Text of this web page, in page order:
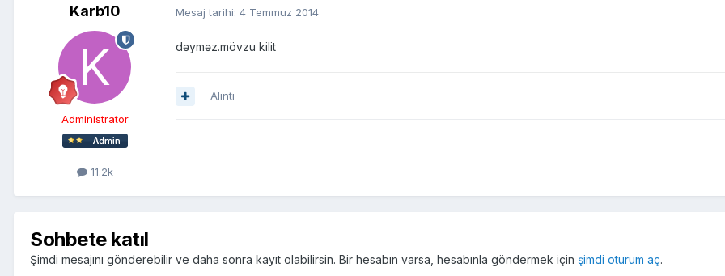
Karb10
Administrator
11.2k
Mesaj tarihi: 4 Temmuz 2014
dəyməz.mövzu kilit
Alıntı
Sohbete katıl
Şimdi mesajını gönderebilir ve daha sonra kayıt olabilirsin. Bir hesabın varsa, hesabınla göndermek için şimdi oturum aç.